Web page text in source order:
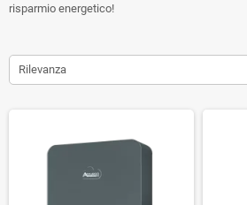
risparmio energetico!
Rilevanza